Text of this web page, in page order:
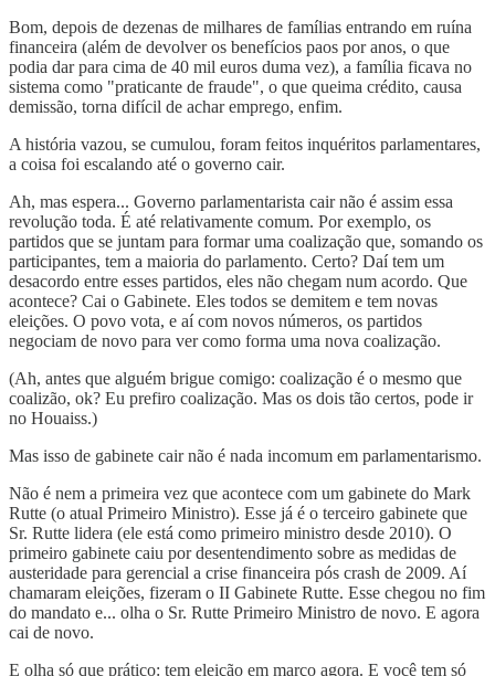
Bom, depois de dezenas de milhares de famílias entrando em ruína
financeira (além de devolver os benefícios paos por anos, o que
podia dar para cima de 40 mil euros duma vez), a família ficava no
sistema como "praticante de fraude", o que queima crédito, causa
demissão, torna difícil de achar emprego, enfim.
A história vazou, se cumulou, foram feitos inquéritos parlamentares,
a coisa foi escalando até o governo cair.
Ah, mas espera... Governo parlamentarista cair não é assim essa
revolução toda. É até relativamente comum. Por exemplo, os
partidos que se juntam para formar uma coalização que, somando os
participantes, tem a maioria do parlamento. Certo? Daí tem um
desacordo entre esses partidos, eles não chegam num acordo. Que
acontece? Cai o Gabinete. Eles todos se demitem e tem novas
eleições. O povo vota, e aí com novos números, os partidos
negociam de novo para ver como forma uma nova coalização.
(Ah, antes que alguém brigue comigo: coalização é o mesmo que
coalizão, ok? Eu prefiro coalização. Mas os dois tão certos, pode ir
no Houaiss.)
Mas isso de gabinete cair não é nada incomum em parlamentarismo.
Não é nem a primeira vez que acontece com um gabinete do Mark
Rutte (o atual Primeiro Ministro). Esse já é o terceiro gabinete que
Sr. Rutte lidera (ele está como primeiro ministro desde 2010). O
primeiro gabinete caiu por desentendimento sobre as medidas de
austeridade para gerencial a crise financeira pós crash de 2009. Aí
chamaram eleições, fizeram o II Gabinete Rutte. Esse chegou no fim
do mandato e... olha o Sr. Rutte Primeiro Ministro de novo. E agora
cai de novo.
E olha só que prático: tem eleição em março agora. E você tem só